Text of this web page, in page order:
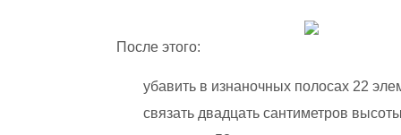
После этого:
убавить в изнаночных полосах 22
связать двадцать сантиметров